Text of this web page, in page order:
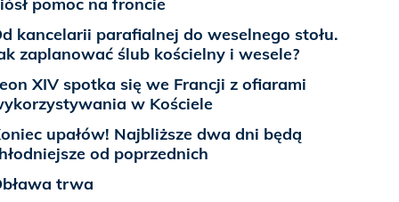
kancelarii parafialnej do weselnego stołu.
zaplanować ślub kościelny i wesele?
XIV spotka się we Francji z ofiarami
w Kościele
upałów! Najbliższe dwa dni będą
od poprzednich
trwa